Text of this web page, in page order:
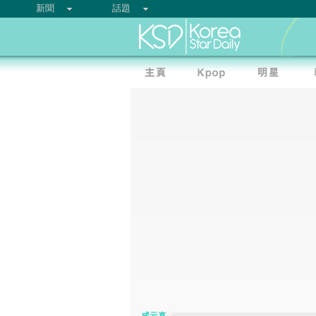
新聞 話題